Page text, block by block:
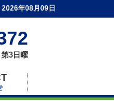
年08月09日
3日曜